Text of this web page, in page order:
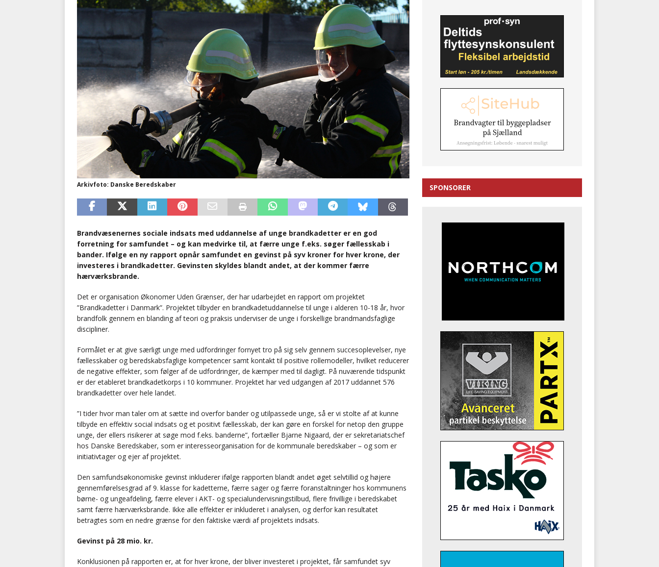
BRANDVÆSEN
Arkivfoto: Danske Beredskaber
Brandvæsenernes sociale indsats med uddannelse af unge brandkadetter er en god
forretning for samfundet – og kan medvirke til, at færre unge f.eks. søger fællesskab i
bander. Ifølge en ny rapport opnår samfundet en gevinst på syv kroner for hver krone, der
investeres i brandkadetter. Gevinsten skyldes blandt andet, at der kommer færre
hærværksbrande.
Det er organisation Økonomer Uden Grænser, der har udarbejdet en rapport om projektet
”Brandkadetter i Danmark”. Projektet tilbyder en brandkadetuddannelse til unge i alderen 10-18 år, hvor
brandfolk gennem en blanding af teori og praksis underviser de unge i forskellige brandmandsfaglige
discipliner.
Formålet er at give særligt unge med udfordringer fornyet tro på sig selv gennem succesoplevelser, nye
fællesskaber og beredskabsfaglige kompetencer samt kontakt til positive rollemodeller, hvilket reducerer
de negative effekter, som følger af de udfordringer, de kæmper med til dagligt. På nuværende tidspunkt
er der etableret brandkadetkorps i 10 kommuner. Projektet har ved udgangen af 2017 uddannet 576
brandkadetter over hele landet.
”I tider hvor man taler om at sætte ind overfor bander og utilpassede unge, så er vi stolte af at kunne
tilbyde en effektiv social indsats og et positivt fællesskab, der kan gøre en forskel for netop den gruppe
unge, der ellers risikerer at søge mod f.eks. banderne”, fortæller Bjarne Nigaard, der er sekretariatschef
hos Danske Beredskaber, som er interesseorganisation for de kommunale beredskaber – og som er
initiativtager og ejer af projektet.
Den samfundsøkonomiske gevinst inkluderer ifølge rapporten blandt andet øget selvtillid og højere
gennemførelsesgrad af 9. klasse for kadetterne, færre sager og færre foranstaltninger hos kommunens
børne- og ungeafdeling, færre elever i AKT- og specialundervisningstilbud, flere frivillige i beredskabet
samt færre hærværksbrande. Ikke alle effekter er inkluderet i analysen, og derfor kan resultatet
betragtes som en nedre grænse for den faktiske værdi af projektets indsats.
Gevinst på 28 mio. kr.
Konklusionen på rapporten er, at for hver krone, der bliver investeret i projektet, får samfundet syv
SPONSORER